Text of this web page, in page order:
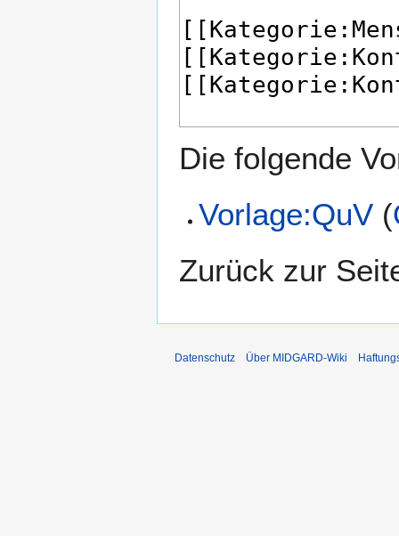
Die folgende
Vorlage:QuV (
Zurück zur
Datenschutz Über MIDGARD-Wiki